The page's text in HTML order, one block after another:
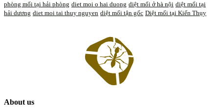
phòng mối tại hải phòng diet moi o hai duong diệt mối ở hà nội diệt mối tại
hải dương diet moi tai thuy nguyen diệt mối tận gốc Diệt mối tại Kiến Thụy
About us